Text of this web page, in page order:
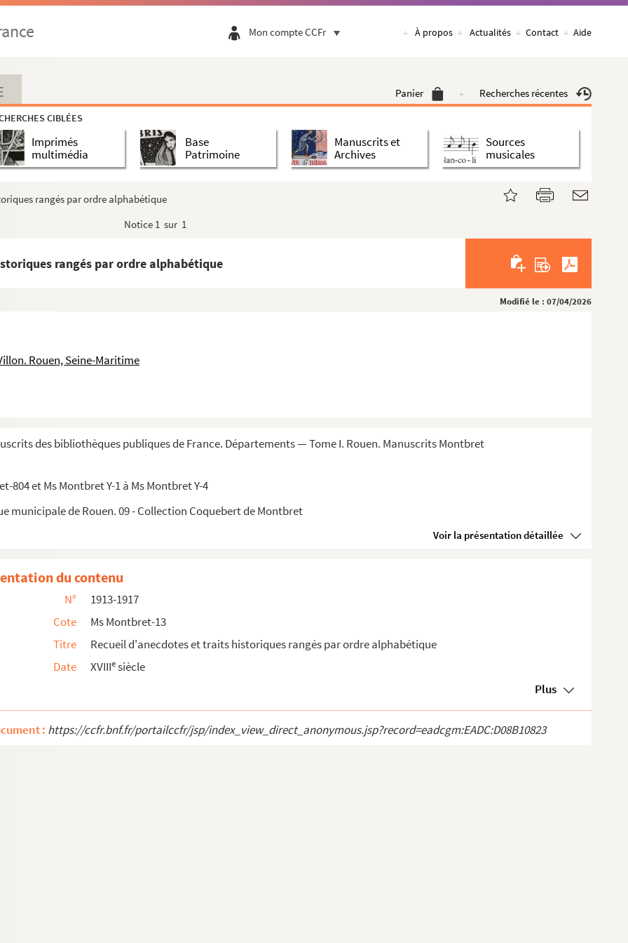
Mon compte CCFr À propos Actualités Contact Aide
Panier Recherches récentes
CIBLÉES
Imprimés
multimédia
Base
Patrimoine
Manuscrits et
Archives
Sources
musicales
rangés par ordre alphabétique
Notice 1 sur 1
rangés par ordre alphabétique
Modifié le : 07/04/2026
Rouen, Seine-Maritime
des bibliothèques publiques de France. Départements — Tome I. Rouen. Manuscrits Montbret
804 et Ms Montbret Y-1 à Ms Montbret Y-4
municipale de Rouen. 09 - Collection Coquebert de Montbret
Voir la présentation détaillée
concernant le prieur et le prieuré de Saint-Guénau...
etc., messire Joseph-François Foullon, chevalie...
intendant de cette province, 1754
de Picquigny
cantoris J. de Franqueville, qui hunc librum conscribi...
par ordre alphabétique
et évêchés avec le dénombrement des paroises p...
Gémeau, épouse de Charles-Alexandre de Gars. G...
de Dombes
pavillon de Verrières, — Bellevue, — Puiseux, — châtea...
Angleterre, Portugal, Espagne, Sicile, Italie, Franc...
diverses
et années suiv)
la guerre au sujet des dégradations causées aux lits m...
1805 M. de Montbret, chargé de l'établissement de l...
intendant en cette province, fait en 1697
du contenu
N°
1913-1917
Cote
Ms Montbret-13
Titre
Recueil d'anecdotes et traits historiques rangés par ordre alphabétique
Date
XVIIIesiècle
Plus
: https://ccfr.bnf.fr/portailccfr/jsp/index_view_direct_anonymous.jsp?record=eadcgm:EADC:D08B10823